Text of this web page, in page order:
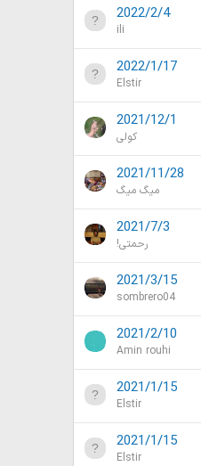
2022/2/4
ili
2022/1/17
Elstir
2021/12/1
کولی
2021/11/28
میگ میگ
2021/7/3
رحمتی!
2021/3/15
sombrero04
2021/2/10
Amin rouhi
2021/1/15
Elstir
2021/1/15
Elstir